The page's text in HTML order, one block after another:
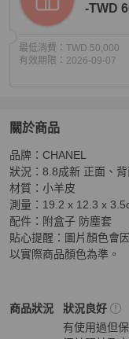
-TWD
最低消費： TWD 50,000
有效期限： 2026-09-07
關於商品
關於 經典CC Logo金
品牌：CHANEL
狀況：8.8成新 正面、
材質：小羊皮
測量：19.2 x 12.3 x
配件：附盒子 防塵套
貼心提醒：圖片顏色會
以實際商品顏色為準。
商品狀況
Chanel女包商品狀態與細
狀況良好
有使用過但